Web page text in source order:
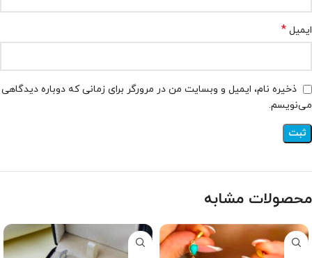
ایمیل *
ذخیره نام، ایمیل و وبسایت من در مرورگر برای زمانی که دوباره دیدگاهی
می‌نویسم.
محصولات مشابه